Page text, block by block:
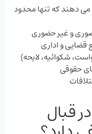
می‌ دهند که تنها محدود
و غیر حضوری
قضایی و اداری
شکوائیه، لایحه)
حقوقی
قبال